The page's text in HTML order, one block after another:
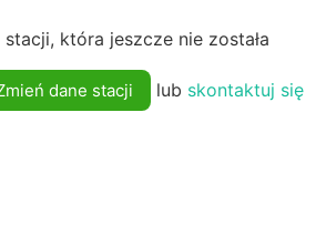
która jeszcze nie została
dane stacji lub skontaktuj się